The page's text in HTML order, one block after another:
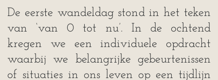
De eerste wandeldag stond in het teken
van ‘van 0 tot nu’. In de ochtend
kregen we een individuele opdracht
waarbij we belangrijke gebeurtenissen
of situaties in ons leven op een tijdlijn